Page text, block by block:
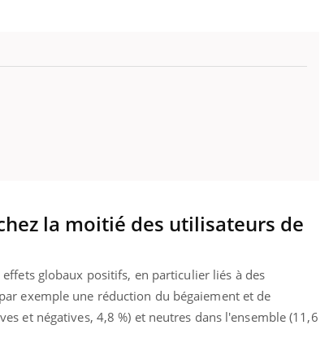
la moitié des utilisateurs de
globaux positifs, en particulier liés à des
exemple une réduction du bégaiement et de
et négatives, 4,8 %) et neutres dans l'ensemble (11,6
et de la
Pourquoi
DRH et
Dans cette vidéo, le Dr Inès Zaraa,
dermatologue à Paris, vous explique
comment protéger vos mains au quotidien